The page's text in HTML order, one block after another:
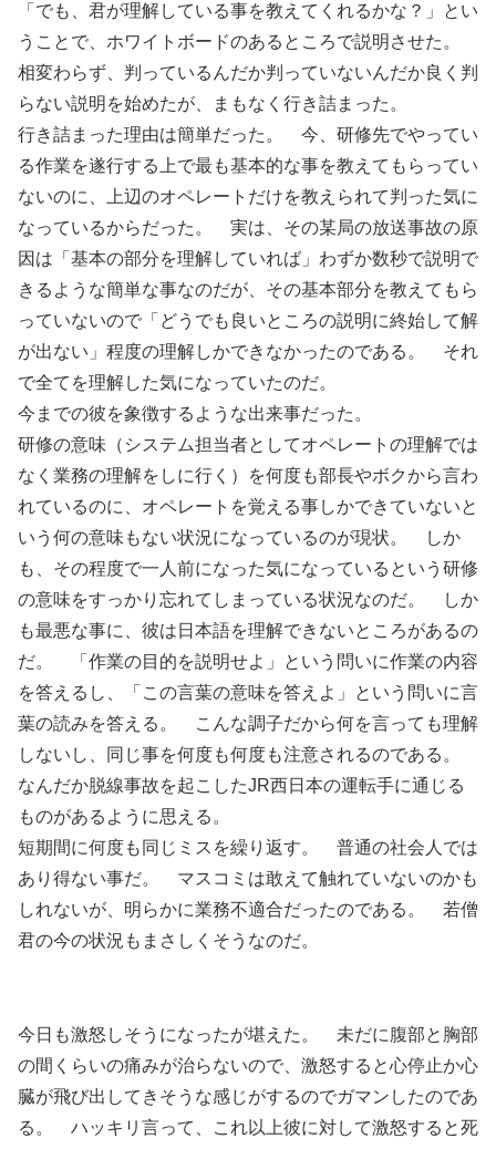
「でも、君が理解している事を教えてくれるかな？」とい
うことで、ホワイトボードのあるところで説明させた。
相変わらず、判っているんだか判っていないんだか良く判
らない説明を始めたが、まもなく行き詰まった。
行き詰まった理由は簡単だった。 今、研修先でやってい
る作業を遂行する上で最も基本的な事を教えてもらってい
ないのに、上辺のオペレートだけを教えられて判った気に
なっているからだった。 実は、その某局の放送事故の原
因は「基本の部分を理解していれば」わずか数秒で説明で
きるような簡単な事なのだが、その基本部分を教えてもら
っていないので「どうでも良いところの説明に終始して解
が出ない」程度の理解しかできなかったのである。 それ
で全てを理解した気になっていたのだ。
今までの彼を象徴するような出来事だった。
研修の意味（システム担当者としてオペレートの理解では
なく業務の理解をしに行く）を何度も部長やボクから言わ
れているのに、オペレートを覚える事しかできていないと
いう何の意味もない状況になっているのが現状。 しか
も、その程度で一人前になった気になっているという研修
の意味をすっかり忘れてしまっている状況なのだ。 しか
も最悪な事に、彼は日本語を理解できないところがあるの
だ。 「作業の目的を説明せよ」という問いに作業の内容
を答えるし、「この言葉の意味を答えよ」という問いに言
葉の読みを答える。 こんな調子だから何を言っても理解
しないし、同じ事を何度も何度も注意されるのである。
なんだか脱線事故を起こしたJR西日本の運転手に通じる
ものがあるように思える。
短期間に何度も同じミスを繰り返す。 普通の社会人では
あり得ない事だ。 マスコミは敢えて触れていないのかも
しれないが、明らかに業務不適合だったのである。 若僧
君の今の状況もまさしくそうなのだ。
今日も激怒しそうになったが堪えた。 未だに腹部と胸部
の間くらいの痛みが治らないので、激怒すると心停止か心
臓が飛び出してきそうな感じがするのでガマンしたのであ
る。 ハッキリ言って、これ以上彼に対して激怒すると死